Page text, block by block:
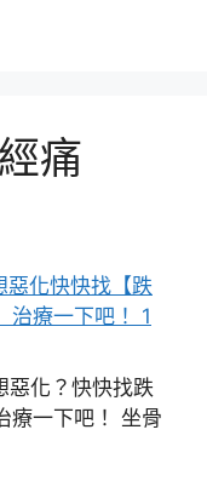
痛
惡化？快快找跌
療一下吧！ 坐骨